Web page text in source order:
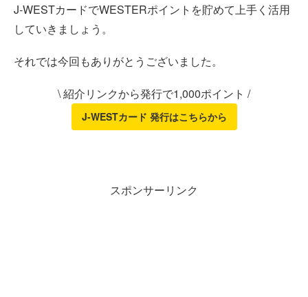
J-WESTカードでWESTERポイントを貯めて上手く活用
していきましょう。
それでは今回もありがとうございました。
\ 紹介リンクから発行で1,000ポイント /
J-WESTカード 発行はこちらから
スポンサーリンク